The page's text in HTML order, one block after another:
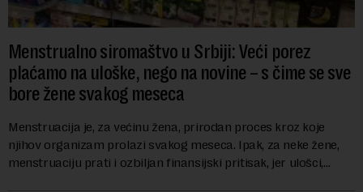
Menstrualno siromaštvo u Srbiji: Veći porez
plaćamo na uloške, nego na novine – s čime se sve
bore žene svakog meseca
Menstruacija je, za većinu žena, prirodan proces kroz koje
njihov organizam prolazi svakog meseca. Ipak, za neke žene,
menstruaciju prati i ozbiljan finansijski pritisak, jer ulošci,